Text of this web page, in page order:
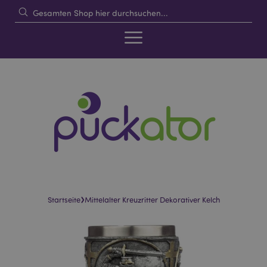
Startseite›Mittelalter Kreuzritter Dekorativer Kelch